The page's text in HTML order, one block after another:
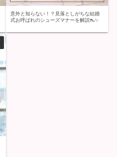
意外と知らない！？見落としがちな結婚
式お呼ばれのシューズマナーを解説👠✨